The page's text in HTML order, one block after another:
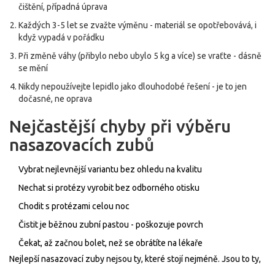
čištění, případná úprava
Každých 3-5 let se zvažte výměnu - materiál se opotřebovává, i
když vypadá v pořádku
Při změně váhy (přibylo nebo ubylo 5 kg a více) se vraťte - dásně
se mění
Nikdy nepoužívejte lepidlo jako dlouhodobé řešení - je to jen
dočasné, ne oprava
Nejčastější chyby při výběru
nasazovacích zubů
Vybrat nejlevnější variantu bez ohledu na kvalitu
Nechat si protézy vyrobit bez odborného otisku
Chodit s protézami celou noc
Čistit je běžnou zubní pastou - poškozuje povrch
Čekat, až začnou bolet, než se obrátíte na lékaře
Nejlepší nasazovací zuby nejsou ty, které stojí nejméně. Jsou to ty,